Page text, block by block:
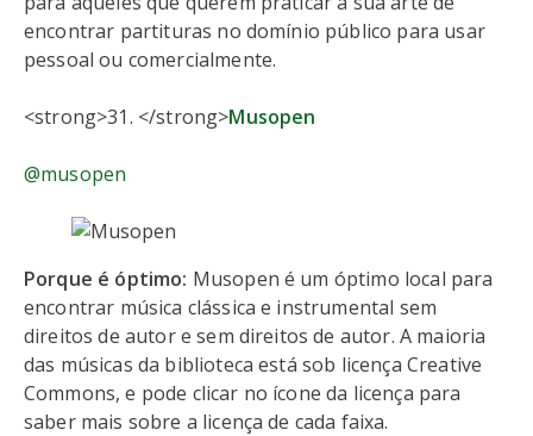
encontrar partituras no domínio público para usar
pessoal ou comercialmente.
<strong>31. </strong>Musopen
@musopen
Porque é óptimo: Musopen é um óptimo local para
encontrar música clássica e instrumental sem
direitos de autor e sem direitos de autor. A maioria
das músicas da biblioteca está sob licença Creative
Commons, e pode clicar no ícone da licença para
saber mais sobre a licença de cada faixa.